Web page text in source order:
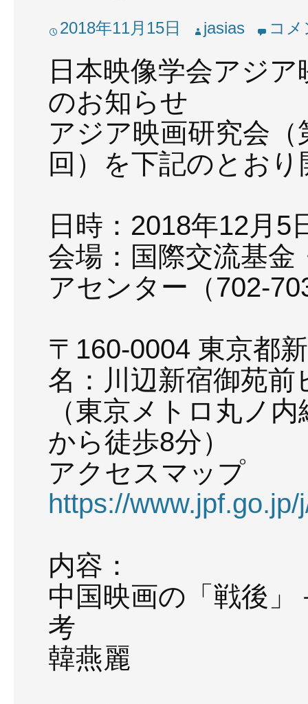
2018年11月15日 jasias コ
日本映像学会アジ
のお知らせ
アジア映画研究会
回）を下記のとお
日時：2018年12月5
会場：国際交流基
アセンター（702-
〒160-0004 東京都
名：川辺新宿御苑前
（東京メトロ丸ノ
から徒歩8分）
アクセスマップ
https://
内容：
中国映画の「戦後
考
韓燕麗